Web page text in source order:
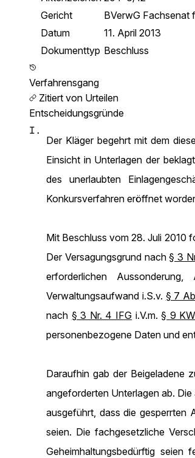
Gericht
BVerwG Fachsenat
Datum
11. April 2013
Dokumenttyp Beschluss
Verfahrensgang
Zitiert von Urteilen
Entscheidungsgründe
I.
Der Kläger begehrt mit dem
Einsicht in Unterlagen der
des unerlaubten
Konkursverfahren eröffnet
Mit Beschluss vom 28. Juli 2010
Der Versagungsgrund nach§ 3
erforderlichen Aussonderung,
Verwaltungsaufwand i.S.v. § 7
nach § 3 Nr. 4 IFG i.V.m.§ 9
personenbezogene Daten und
Daraufhin gab der Beigeladene
angeforderten Unterlagen ab.
ausgeführt, dass die gesperrten
seien. Die fachgesetzliche
Geheimhaltungsbedürftig